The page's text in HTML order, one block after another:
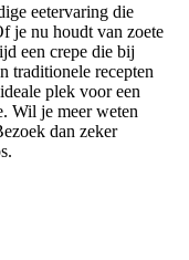
eetervaring die
je nu houdt van zoete
een crepe die bij
traditionele recepten
plek voor een
Wil je meer weten
dan zeker